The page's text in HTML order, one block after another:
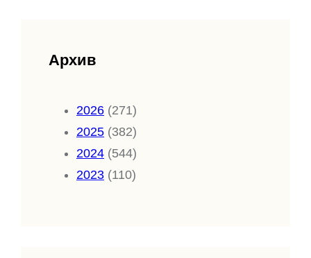
Архив
2026 (271)
2025 (382)
2024 (544)
2023 (110)